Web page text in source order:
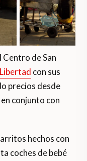
de San
con sus
precios desde
conjunto con
hechos con
coches de bebé